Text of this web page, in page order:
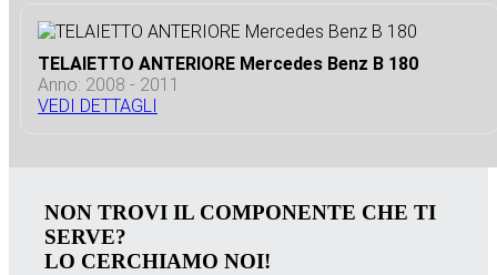
TELAIETTO ANTERIORE Mercedes Benz B 180
Anno: 2008 - 2011
VEDI DETTAGLI
NON TROVI IL COMPONENTE CHE TI
SERVE?
LO CERCHIAMO NOI!